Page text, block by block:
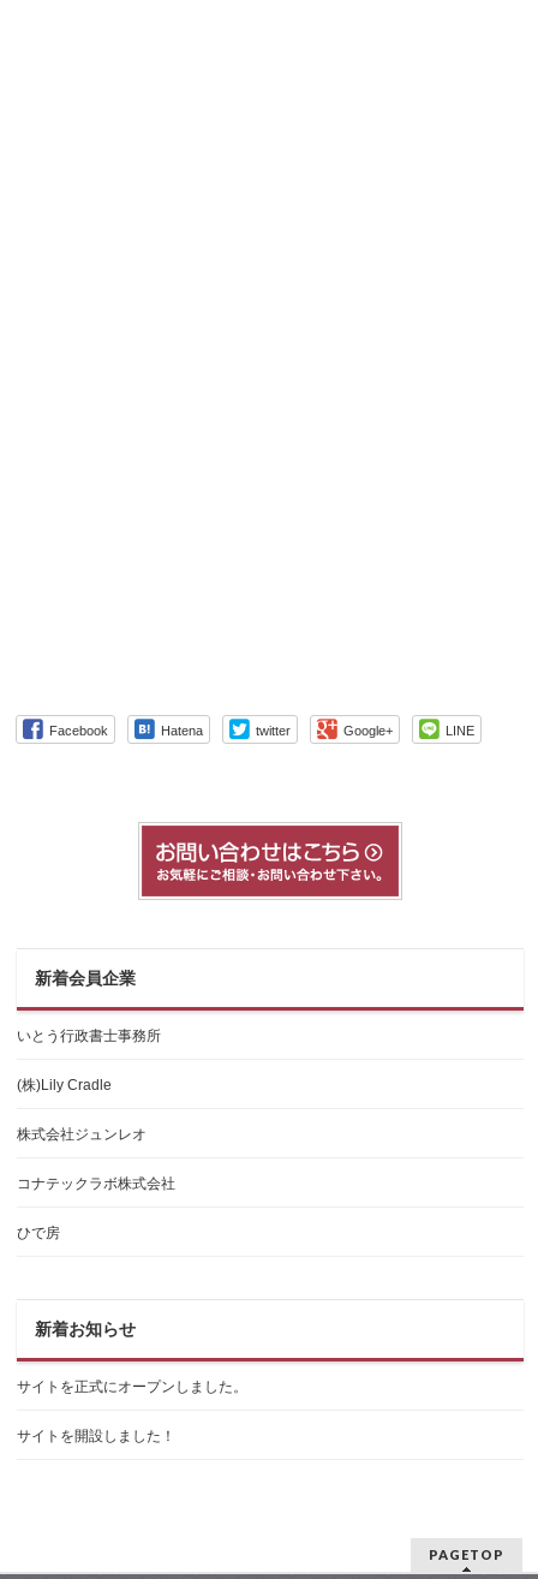
Facebook Hatena twitter Google+ LINE
新着会員企業
いとう行政書士事務所
(株)Lily Cradle
株式会社ジュンレオ
コナテックラボ株式会社
ひで房
新着お知らせ
サイトを正式にオープンしました。
サイトを開設しました！
PAGETOP